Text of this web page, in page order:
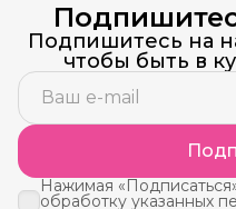
Подпишитесь на
чтобы быть в
Нажимая
обработку указанных